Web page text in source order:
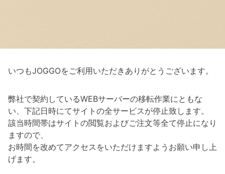
いつもJOGGOをご利用いただきありがとうございます。
弊社で契約しているWEBサーバーの移転作業にともな
い、下記日時にてサイトの全サービスが停止致します。
該当時間帯はサイトの閲覧およびご注文等全て停止になり
ますので、
お時間を改めてアクセスをいただけますようお願い申し上
げます。